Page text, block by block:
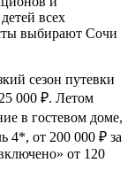
всех
выбирают Сочи
сезон путевки
000 ₽. Летом
в гостевом доме,
4*, от 200 000 ₽ за
от 120